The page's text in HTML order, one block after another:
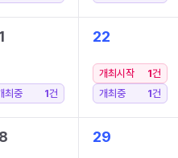
최중 1건
22
개최시작 1건
개최중
1건
29